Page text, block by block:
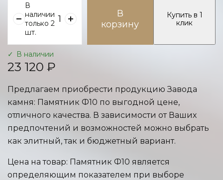
В
наличии
только 2
шт.
В
корзину
Купить в 1
клик
В наличии
23 120 ₽
Предлагаем приобрести продукцию Завода
камня: Памятник Ф10 по выгодной цене,
отличного качества. В зависимости от Ваших
предпочтений и возможностей можно выбрать
как элитный, так и бюджетный вариант.
Цена на товар: Памятник Ф10 является
определяющим показателем при выборе